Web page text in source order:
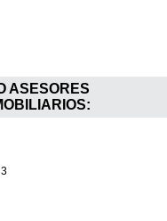
ASESORES
: